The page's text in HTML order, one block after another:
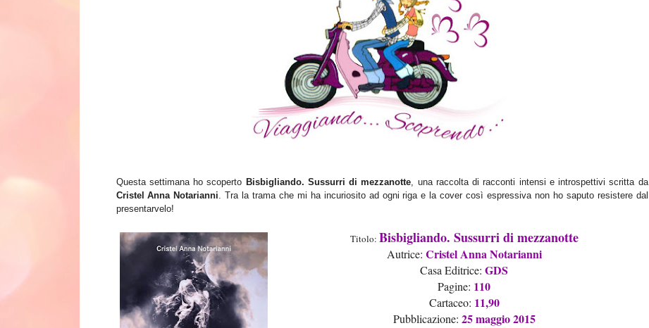
Questa settimana ho scoperto Bisbigliando. Sussurri di mezzanotte, una raccolta di racconti intensi e introspettivi scritta da
Cristel Anna Notarianni. Tra la trama che mi ha incuriosito ad ogni riga e la cover così espressiva non ho saputo resistere dal
presentarvelo!
Titolo: Bisbigliando. Sussurri dimezzanotte
Autrice: Cristel Anna Notarianni
Casa Editrice:GDS
Pagine: 110
Cartaceo: 11,90
Pubblicazione: 25maggio2015